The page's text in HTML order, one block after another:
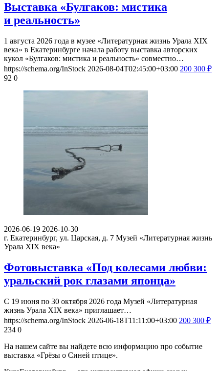
Выставка «Булгаков: мистика
и реальность»
1 августа 2026 года в музее «Литературная жизнь Урала XIX
века» в Екатеринбурге начала работу выставка авторских
кукол «Булгаков: мистика и реальность» совместно…
https://schema.org/InStock 2026-08-04T02:45:00+03:00 200 300 ₽
92 0
2026-06-19 2026-10-30
г. Екатеринбург, ул. Царская, д. 7 Музей «Литературная жизнь
Урала XIX века»
Фотовыставка «Под колесами любви:
уральский рок глазами японца»
С 19 июня по 30 октября 2026 года Музей «Литературная
жизнь Урала XIX века» приглашает…
https://schema.org/InStock 2026-06-18T11:11:00+03:00 200 300 ₽
234 0
На нашем сайте вы найдете всю информацию про событие
выставка «Грёзы о Синей птице».